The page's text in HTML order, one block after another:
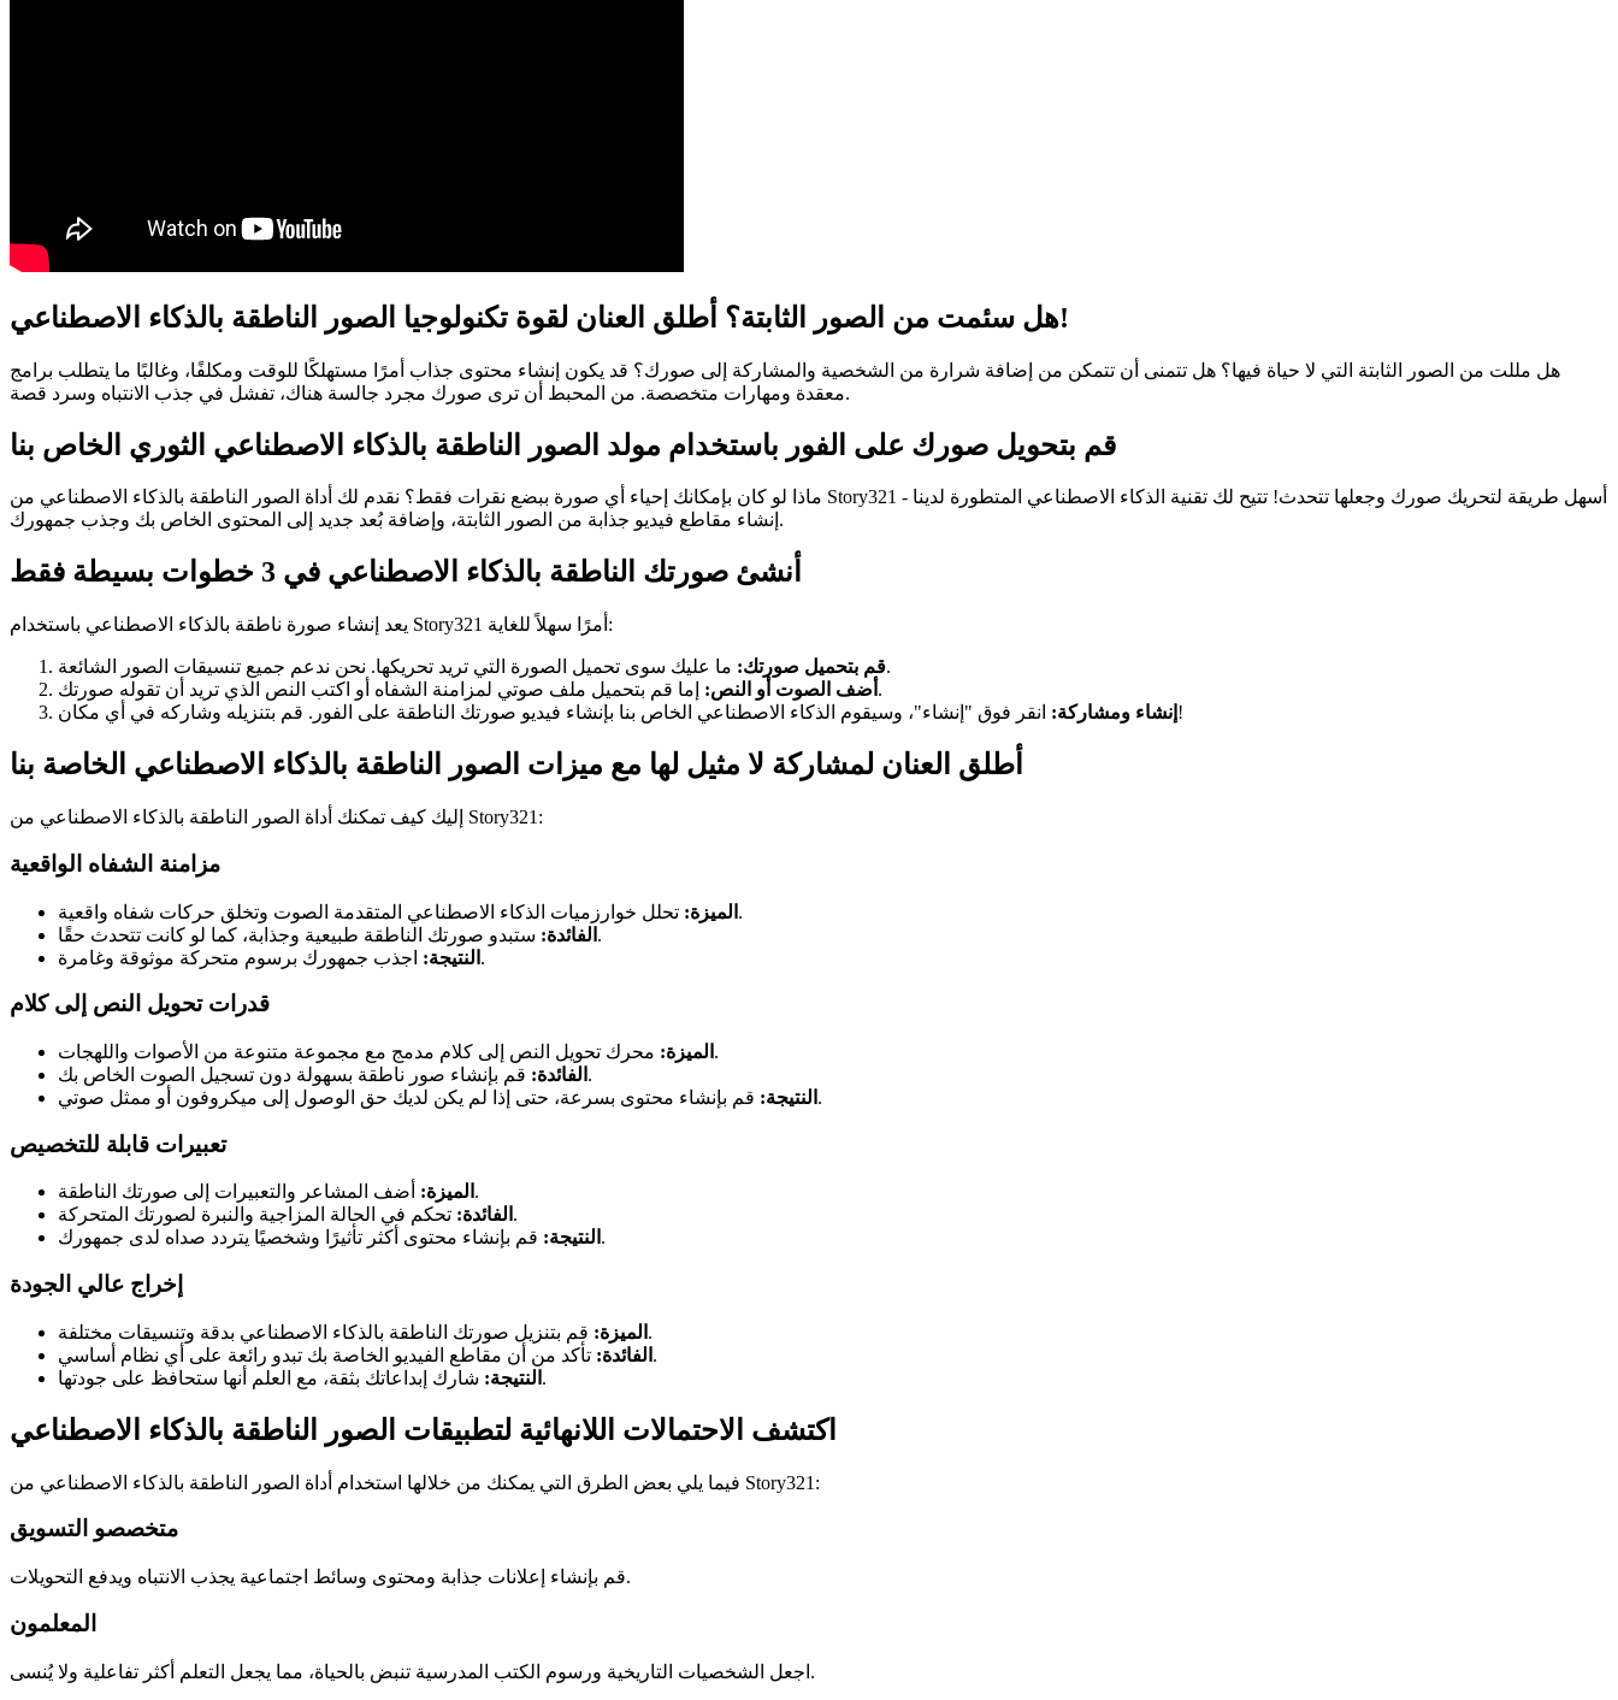
هل سئمت من الصور الثابتة؟ أطلق العنان لقوة تكنولوجيا الصور الناطقة بالذكاء الاصطناعي!
هل مللت من الصور الثابتة التي لا حياة فيها؟ هل تتمنى أن تتمكن من إضافة شرارة من الشخصية والمشاركة إلى صورك؟ قد يكون إنشاء محتوى جذاب أمرًا مستهلكًا للوقت ومكلفًا، وغالبًا ما يتطلب برامج
معقدة ومهارات متخصصة. من المحبط أن ترى صورك مجرد جالسة هناك، تفشل في جذب الانتباه وسرد قصة.
قم بتحويل صورك على الفور باستخدام مولد الصور الناطقة بالذكاء الاصطناعي الثوري الخاص بنا
ماذا لو كان بإمكانك إحياء أي صورة ببضع نقرات فقط؟ نقدم لك أداة الصور الناطقة بالذكاء الاصطناعي من Story321 - أسهل طريقة لتحريك صورك وجعلها تتحدث! تتيح لك تقنية الذكاء الاصطناعي المتطورة لدينا
إنشاء مقاطع فيديو جذابة من الصور الثابتة، وإضافة بُعد جديد إلى المحتوى الخاص بك وجذب جمهورك.
أنشئ صورتك الناطقة بالذكاء الاصطناعي في 3 خطوات بسيطة فقط
يعد إنشاء صورة ناطقة بالذكاء الاصطناعي باستخدام Story321 أمرًا سهلاً للغاية:
قم بتحميل صورتك:ما عليك سوى تحميل الصورة التي تريد تحريكها. نحن ندعم جميع تنسيقات الصور الشائعة.
أضف الصوت أو النص: إما قم بتحميل ملف صوتي لمزامنة الشفاه أو اكتب النص الذي تريد أن تقوله صورتك.
إنشاء ومشاركة: انقر فوق "إنشاء"، وسيقوم الذكاء الاصطناعي الخاص بنا بإنشاء فيديو صورتك الناطقة على الفور. قم بتنزيله وشاركه في أي مكان!
أطلق العنان لمشاركة لا مثيل لها مع ميزات الصور الناطقة بالذكاء الاصطناعي الخاصة بنا
إليك كيف تمكنك أداة الصور الناطقة بالذكاء الاصطناعي من Story321:
مزامنة الشفاه الواقعية
الميزة: تحلل خوارزميات الذكاء الاصطناعي المتقدمة الصوت وتخلق حركات شفاه واقعية.
الفائدة: ستبدو صورتك الناطقة طبيعية وجذابة، كما لو كانت تتحدث حقًا.
النتيجة: اجذب جمهورك برسوم متحركة موثوقة وغامرة.
قدرات تحويل النص إلى كلام
الميزة: محرك تحويل النص إلى كلام مدمج مع مجموعة متنوعة من الأصوات واللهجات.
الفائدة: قم بإنشاء صور ناطقة بسهولة دون تسجيل الصوت الخاص بك.
النتيجة: قم بإنشاء محتوى بسرعة، حتى إذا لم يكن لديك حق الوصول إلى ميكروفون أو ممثل صوتي.
تعبيرات قابلة للتخصيص
الميزة: أضف المشاعر والتعبيرات إلى صورتك الناطقة.
الفائدة: تحكم في الحالة المزاجية والنبرة لصورتك المتحركة.
النتيجة: قم بإنشاء محتوى أكثر تأثيرًا وشخصيًا يتردد صداه لدى جمهورك.
إخراج عالي الجودة
الميزة: قم بتنزيل صورتك الناطقة بالذكاء الاصطناعي بدقة وتنسيقات مختلفة.
الفائدة: تأكد من أن مقاطع الفيديو الخاصة بك تبدو رائعة على أي نظام أساسي.
النتيجة: شارك إبداعاتك بثقة، مع العلم أنها ستحافظ على جودتها.
اكتشف الاحتمالات اللانهائية لتطبيقات الصور الناطقة بالذكاء الاصطناعي
فيما يلي بعض الطرق التي يمكنك من خلالها استخدام أداة الصور الناطقة بالذكاء الاصطناعي من Story321:
متخصصو التسويق
قم بإنشاء إعلانات جذابة ومحتوى وسائط اجتماعية يجذب الانتباه ويدفع التحويلات.
المعلمون
اجعل الشخصيات التاريخية ورسوم الكتب المدرسية تنبض بالحياة، مما يجعل التعلم أكثر تفاعلية ولا يُنسى.